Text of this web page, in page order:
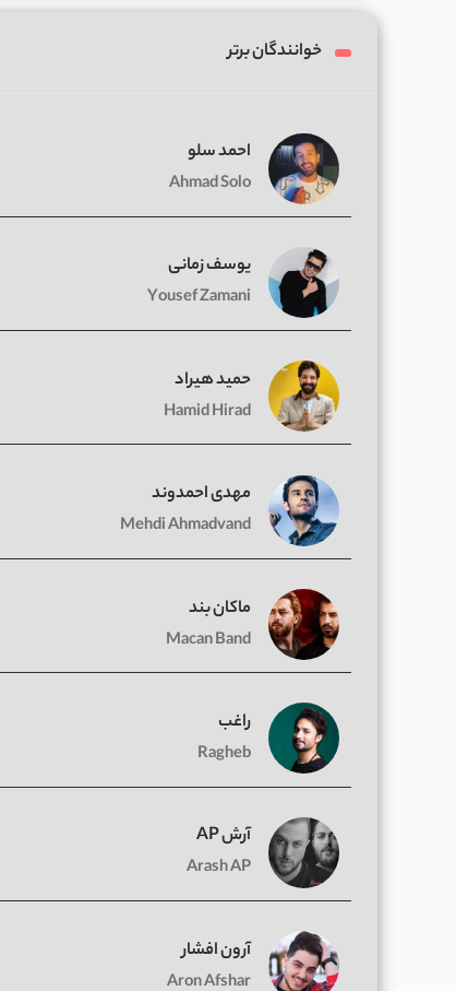
خوانندگان برتر
احمد سلو
Ahmad Solo
یوسف زمانی
Yousef Zamani
حمید هیراد
Hamid Hirad
مهدی احمدوند
Mehdi Ahmadvand
ماکان بند
Macan Band
راغب
Ragheb
آرش AP
Arash AP
آرون افشار
Aron Afshar